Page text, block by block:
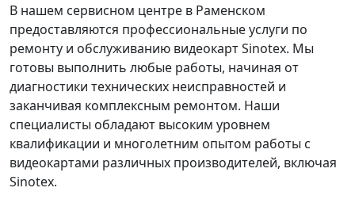
В нашем сервисном центре в Раменском
предоставляются профессиональные услуги по
ремонту и обслуживанию видеокарт Sinotex. Мы
готовы выполнить любые работы, начиная от
диагностики технических неисправностей и
заканчивая комплексным ремонтом. Наши
специалисты обладают высоким уровнем
квалификации и многолетним опытом работы с
видеокартами различных производителей, включая
Sinotex.